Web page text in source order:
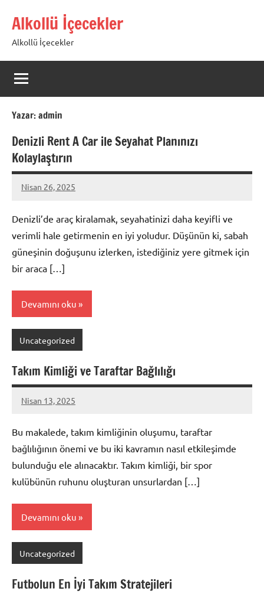
geçAlkollü İçecekler
Alkollü İçecekler
Yazar:admin
Denizli Rent A Car ile Seyahat Planınızı
Kolaylaştırın
Nisan 26, 2025
admin
Denizli’de araç kiralamak, seyahatinizi daha keyifli ve
verimli hale getirmenin en iyi yoludur. Düşünün ki, sabah
güneşinin doğuşunu izlerken, istediğiniz yere gitmek için
bir araca […]
Devamını oku
Uncategorized
Takım Kimliği ve Taraftar Bağlılığı
Nisan 13, 2025
admin
Bu makalede, takım kimliğinin oluşumu, taraftar
bağlılığının önemi ve bu iki kavramın nasıl etkileşimde
bulunduğu ele alınacaktır. Takım kimliği, bir spor
kulübünün ruhunu oluşturan unsurlardan […]
Devamını oku
Uncategorized
Futbolun En İyi Takım Stratejileri